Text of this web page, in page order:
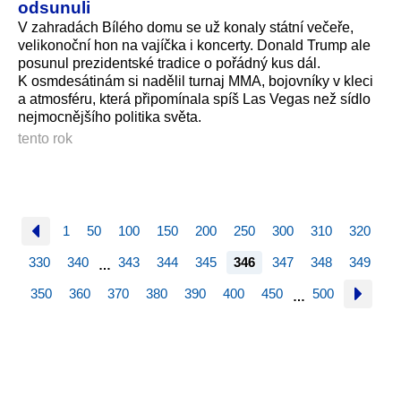
odsunuli
V zahradách Bílého domu se už konaly státní večeře,
velikonoční hon na vajíčka i koncerty. Donald Trump ale
posunul prezidentské tradice o pořádný kus dál.
K osmdesátinám si nadělil turnaj MMA, bojovníky v kleci
a atmosféru, která připomínala spíš Las Vegas než sídlo
nejmocnějšího politika světa.
tento rok
1 50 100 150 200 250 300 310 320
330 340 … 343 344 345 346 347 348 349
350 360 370 380 390 400 450 … 500